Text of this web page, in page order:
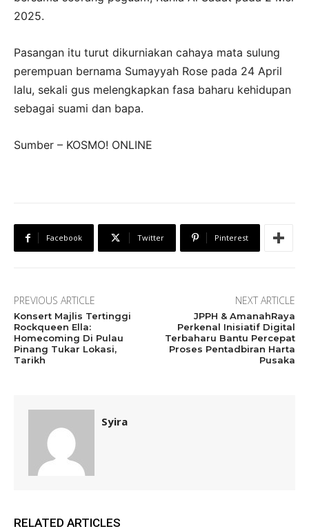
2025.
Pasangan itu turut dikurniakan cahaya mata sulung
perempuan bernama Sumayyah Rose pada 24 April
lalu, sekali gus melengkapkan fasa baharu kehidupan
sebagai suami dan bapa.
Sumber – KOSMO! ONLINE
Facebook Twitter Pinterest
PREVIOUS ARTICLE
Konsert Majlis Tertinggi
Rockqueen Ella:
Homecoming Di Pulau
Pinang Tukar Lokasi,
Tarikh
NEXT ARTICLE
JPPH & AmanahRaya
Perkenal Inisiatif Digital
Terbaharu Bantu Percepat
Proses Pentadbiran Harta
Pusaka
Syira
RELATED ARTICLES